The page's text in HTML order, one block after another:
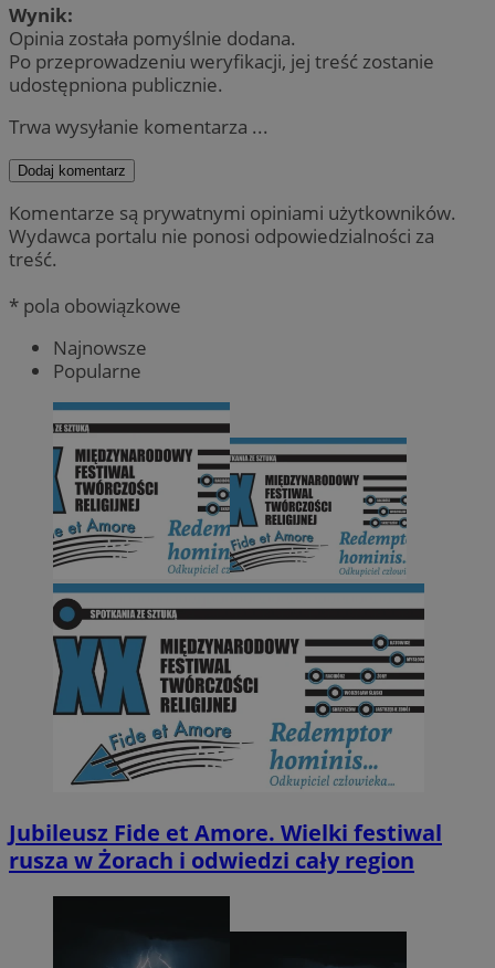
Wynik:
Opinia została pomyślnie dodana.
Po przeprowadzeniu weryfikacji, jej treść zostanie
udostępniona publicznie.
Trwa wysyłanie komentarza ...
Dodaj komentarz
Komentarze są prywatnymi opiniami użytkowników.
Wydawca portalu nie ponosi odpowiedzialności za
treść.
* pola obowiązkowe
Najnowsze
Popularne
Jubileusz Fide et Amore. Wielki festiwal
rusza w Żorach i odwiedzi cały region